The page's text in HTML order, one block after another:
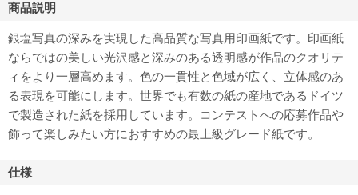
商品説明
銀塩写真の深みを実現した高品質な写真用印画紙です。印画紙
ならではの美しい光沢感と深みのある透明感が作品のクオリテ
ィをより一層高めます。色の一貫性と色域が広く、立体感のあ
る表現を可能にします。世界でも有数の紙の産地であるドイツ
で製造された紙を採用しています。コンテストへの応募作品や
飾って楽しみたい方におすすめの最上級グレード紙です。
仕様